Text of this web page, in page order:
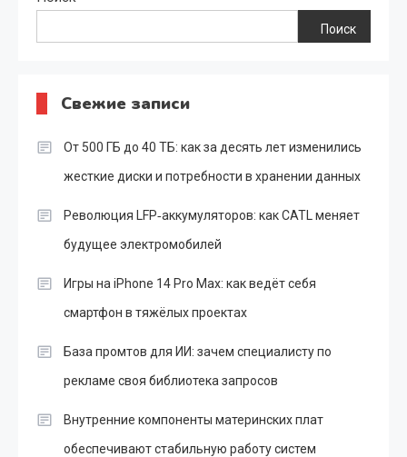
Поиск
Свежие записи
От 500 ГБ до 40 ТБ: как за десять лет изменились
жесткие диски и потребности в хранении данных
Революция LFP‑аккумуляторов: как CATL меняет
будущее электромобилей
Игры на iPhone 14 Pro Max: как ведёт себя
смартфон в тяжёлых проектах
База промтов для ИИ: зачем специалисту по
рекламе своя библиотека запросов
Внутренние компоненты материнских плат
обеспечивают стабильную работу систем